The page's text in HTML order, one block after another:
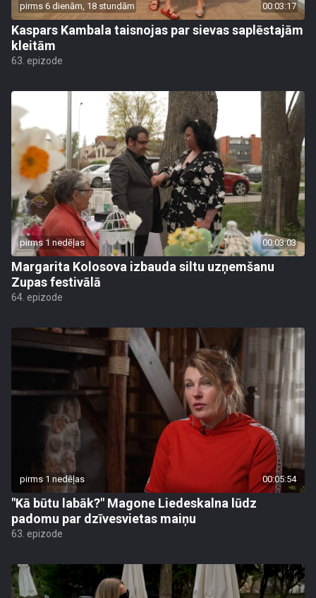
pirms 6 dienām, 18 stundām 00:03:17
Kaspars Kambala taisnojas par sievas saplēstajām
kleitām
63. epizode
pirms 1 nedēļas 00:03:03
Margarita Kolosova izbauda siltu uzņemšanu
Zupas festivālā
64. epizode
pirms 1 nedēļas 00:05:54
"Kā būtu labāk?" Magone Liedeskalna lūdz
padomu par dzīvesvietas maiņu
63. epizode